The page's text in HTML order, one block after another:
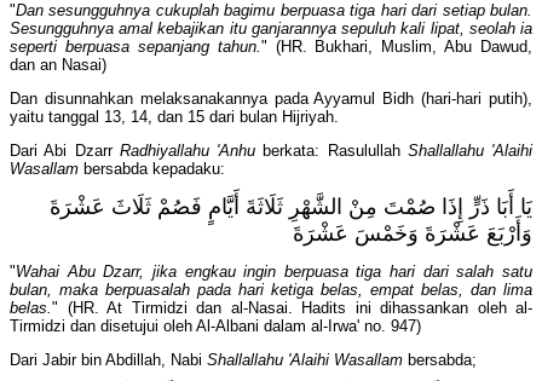
"Dan sesungguhnya cukuplah bagimu berpuasa tiga hari dari setiap bulan.
Sesungguhnya amal kebajikan itu ganjarannya sepuluh kali lipat, seolah ia
seperti berpuasa sepanjang tahun." (HR. Bukhari, Muslim, Abu Dawud,
dan an Nasai)
Dan disunnahkan melaksanakannya pada Ayyamul Bidh (hari-hari putih),
yaitu tanggal 13, 14, dan 15 dari bulan Hijriyah.
Dari Abi Dzarr Radhiyallahu 'Anhu berkata: Rasulullah Shallallahu 'Alaihi
Wasallam bersabda kepadaku:
يَا أَبَا ذَرٍّ إِذَا صُمْتَ مِنْ الشَّهْرِ ثَلَاثَةَ أَيَّامٍ فَصُمْ ثَلَاثَ عَشْرَةَ
وَأَرْبَعَ عَشْرَةَ وَخَمْسَ عَشْرَةَ
"Wahai Abu Dzarr, jika engkau ingin berpuasa tiga hari dari salah satu
bulan, maka berpuasalah pada hari ketiga belas, empat belas, dan lima
belas." (HR. At Tirmidzi dan al-Nasai. Hadits ini dihassankan oleh al-
Tirmidzi dan disetujui oleh Al-Albani dalam al-Irwa' no. 947)
Dari Jabir bin Abdillah, Nabi Shallallahu 'Alaihi Wasallam bersabda;